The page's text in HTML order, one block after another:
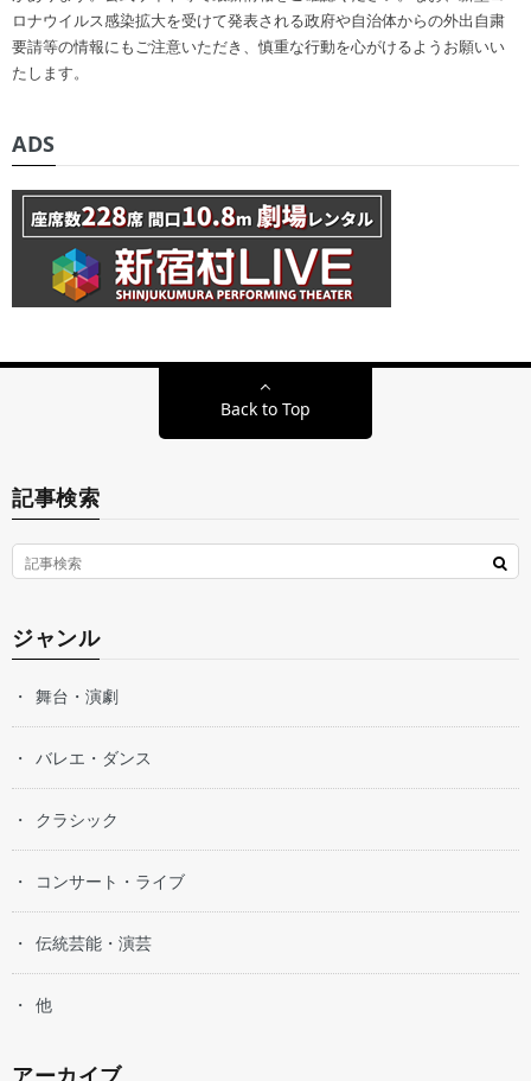
ロナウイルス感染拡大を受けて発表される政府や自治体からの外出自粛
要請等の情報にもご注意いただき、慎重な行動を心がけるようお願いい
たします。
ADS
Back to Top
記事検索
ジャンル
舞台・演劇
バレエ・ダンス
クラシック
コンサート・ライブ
伝統芸能・演芸
他